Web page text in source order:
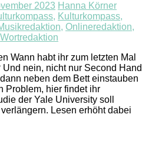
2023 Hanna Körner
, Kulturkompass,
, Onlineredaktion,
Wortredaktion
Wann habt ihr zum letzten Mal
nein, nicht nur Second Hand
neben dem Bett einstauben
Problem, hier findet ihr
der Yale University soll
Lesen erhöht dabei